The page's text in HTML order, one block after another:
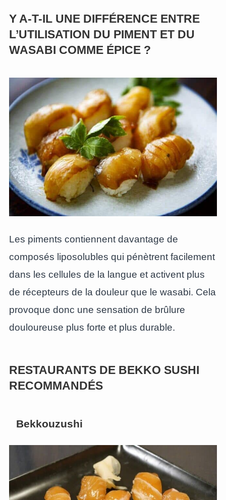
Y A-T-IL UNE DIFFÉRENCE ENTRE
L’UTILISATION DU PIMENT ET DU
WASABI COMME ÉPICE ?
Les piments contiennent davantage de
composés liposolubles qui pénètrent facilement
dans les cellules de la langue et activent plus
de récepteurs de la douleur que le wasabi. Cela
provoque donc une sensation de brûlure
douloureuse plus forte et plus durable.
RESTAURANTS DE BEKKO SUSHI
RECOMMANDÉS
Bekkouzushi